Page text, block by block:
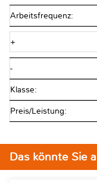
Arbeitsfrequenz:
+
-
Klasse:
Preis/Leistung:
Das könnte Sie